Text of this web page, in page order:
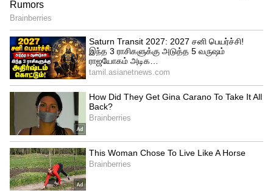
Tamilnadu Power Cut: எந்த வேலை
இருந்தாலும் 9 மணிக்குள் முடிச்சுடுங்க!
ஜூன் 03ம் தேதி நாளை தமிழகத்தில்
மின்தடை அறிவிப்பு!
3
5
Image Credit :Asianet News
திட்ட அறிக்கை தயாரித்தல்